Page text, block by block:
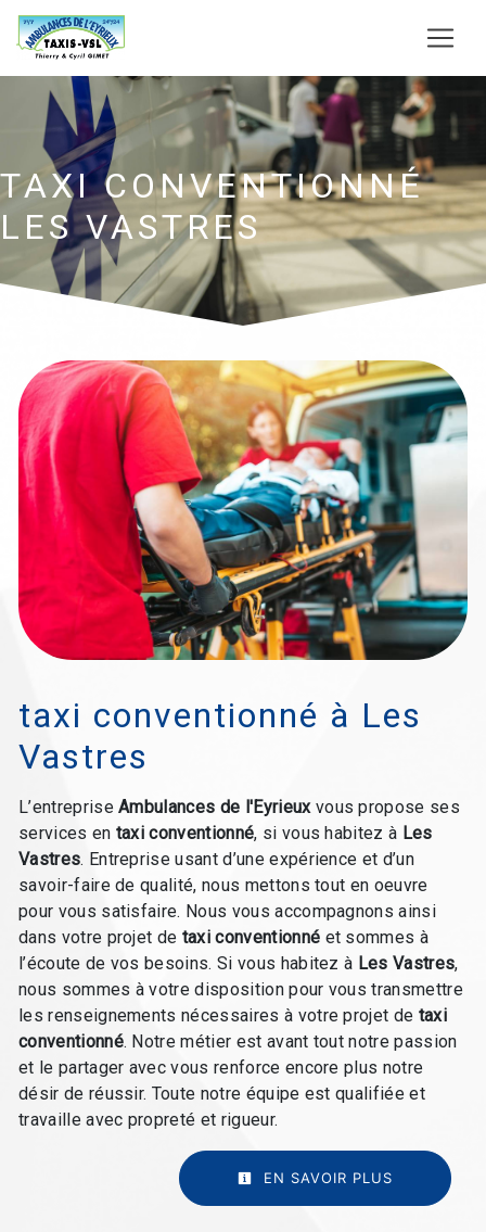
TAXI CONVENTIONNÉ
LES VASTRES
taxi conventionné à Les
Vastres
L’entrepriseAmbulances de l'Eyrieuxvous propose ses
services en taxi conventionné, si vous habitez à Les
Vastres. Entreprise usant d’une expérience et d’un
savoir-faire de qualité, nous mettons tout en oeuvre
pour vous satisfaire. Nous vous accompagnons ainsi
dans votre projet de taxi conventionné et sommes à
l’écoute de vos besoins. Si vous habitez à Les Vastres,
nous sommes à votre disposition pour vous transmettre
les renseignements nécessaires à votre projet de taxi
conventionné. Notre métier est avant tout notre passion
et le partager avec vous renforce encore plus notre
désir de réussir. Toute notre équipe est qualifiée et
travaille avec propreté et rigueur.
EN SAVOIR PLUS
Panneau de gestion des cookies